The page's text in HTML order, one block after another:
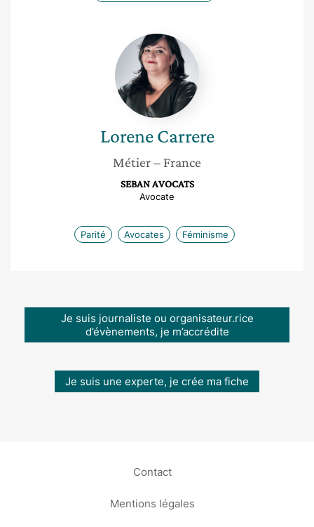
Lorene
Carrere
Lorene Carrere
Métier– France
SEBAN AVOCATS
Avocate
Parité Avocates Féminisme
Je suis journaliste ou organisateur.rice
d’évènements, je m’accrédite
Je suis une experte, je crée ma fiche
Contact
Mentions légales